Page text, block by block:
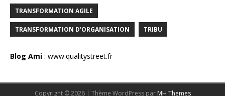
TRANSFORMATION AGILE
TRANSFORMATION D'ORGANISATION TRIBU
Blog Ami : www.qualitystreet.fr
Copyright © 2026 | Thème WordPress par MH Themes